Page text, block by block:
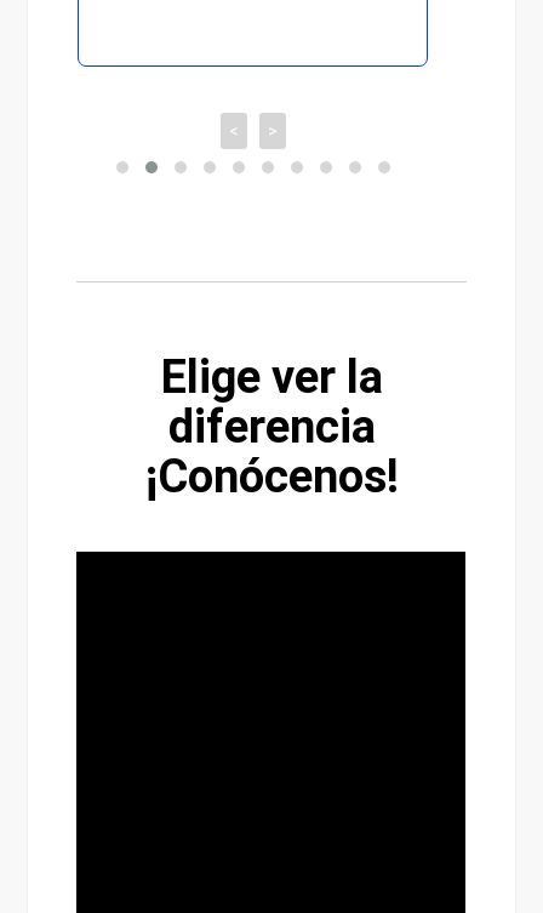
< >
Elige ver la
diferencia
¡Conócenos!